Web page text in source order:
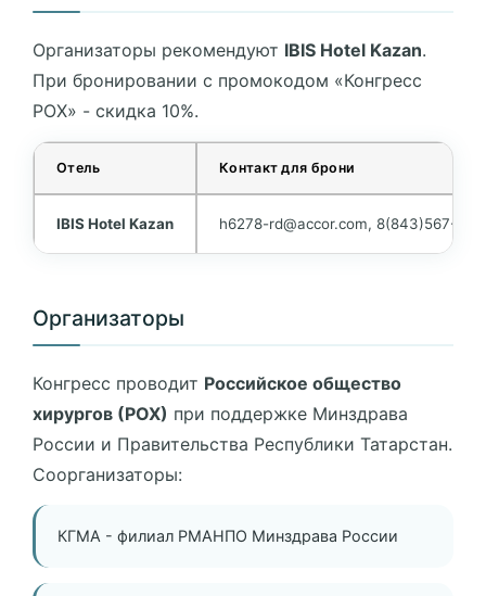
Организаторы рекомендуют IBIS Hotel Kazan.
При бронировании с промокодом «Конгресс
РОХ» - скидка 10%.
Отель Контакт для брони
IBIS Hotel Kazan h6278-rd@accor.com, 8(843)567-58-
Организаторы
Конгресс проводит Российское общество
хирургов (РОХ) при поддержке Минздрава
России и Правительства Республики Татарстан.
Соорганизаторы:
КГМА - филиал РМАНПО Минздрава России